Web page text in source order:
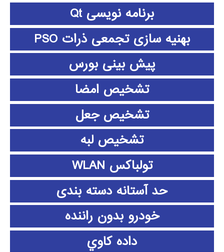
برنامه نویسی Qt
بهنیه سازی تجمعی ذرات PSO
پیش بینی بورس
تشخیص امضا
تشخیص جعل
تشخیص لبه
تولباکس WLAN
حد آستانه دسته بندی
خودرو بدون راننده
داده كاوي